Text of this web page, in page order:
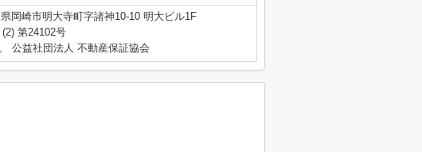
岡崎市明大寺町字諸神10-10 明大ビル1F
第24102号
公益社団法人 不動産保証協会